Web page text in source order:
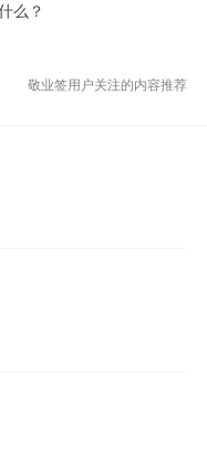
么？
敬业签用户关注的内容推荐